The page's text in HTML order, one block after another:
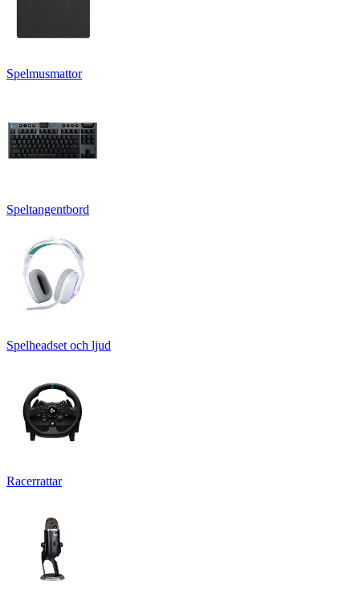
Spelmusmattor
Speltangentbord
Spelheadset och ljud
Racerrattar